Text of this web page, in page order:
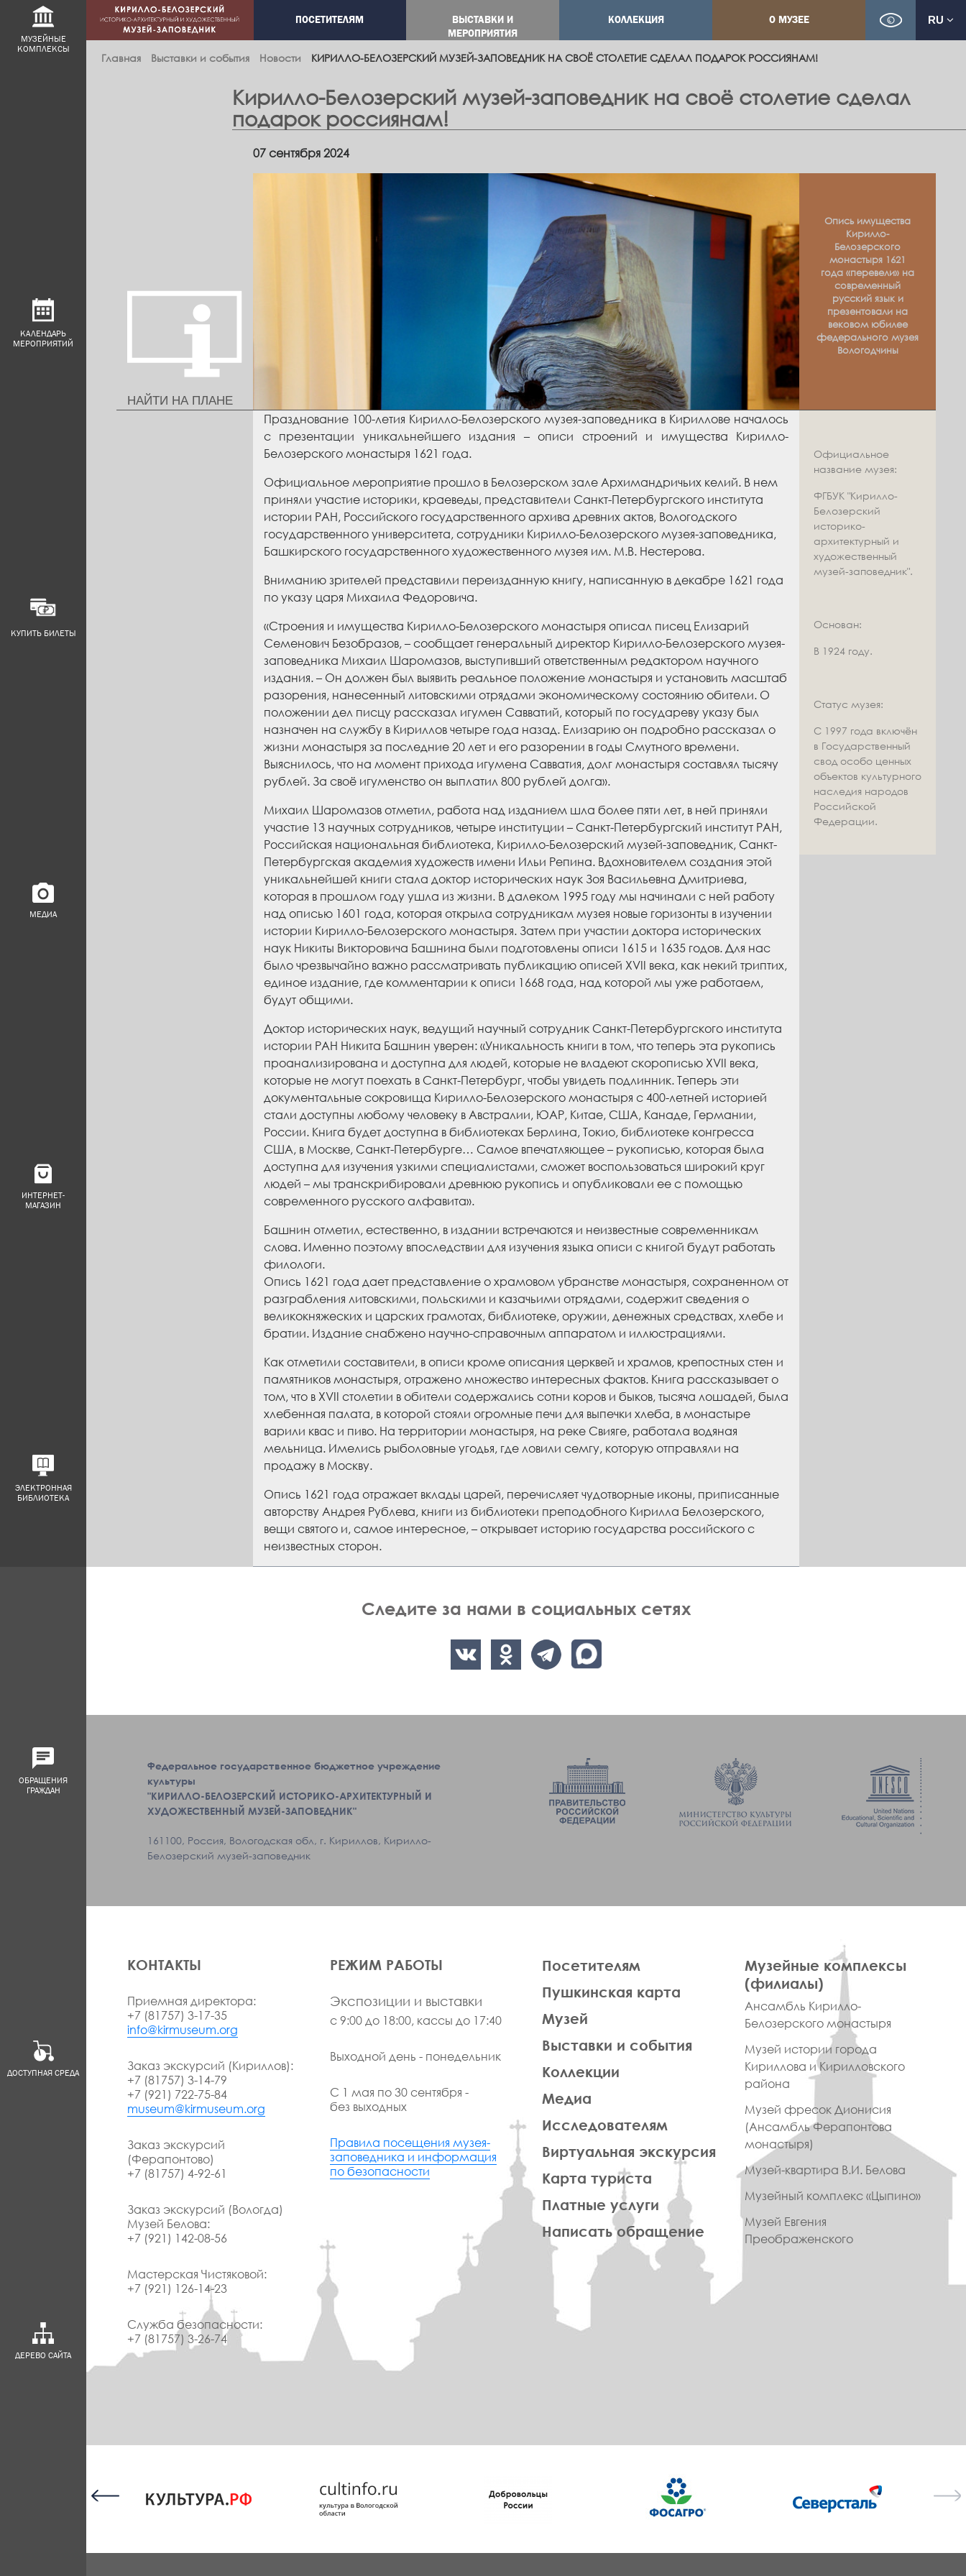
МУЗЕЙНЫЕ
КОМПЛЕКСЫ
КАЛЕНДАРЬ
МЕРОПРИЯТИЙ
КУПИТЬ БИЛЕТЫ
МЕДИА
ИНТЕРНЕТ-
МАГАЗИН
ЭЛЕКТРОННАЯ
БИБЛИОТЕКА
ОБРАЩЕНИЯ
ГРАЖДАН
ДОСТУПНАЯ СРЕДА
ДЕРЕВО САЙТА
Main
navigation
ПОСЕТИТЕЛЯМ
ВЫСТАВКИ И
МЕРОПРИЯТИЯ
КОЛЛЕКЦИЯ О МУЗЕЕ RU
Главная Выставки и события Новости КИРИЛЛО-БЕЛОЗЕРСКИЙ МУЗЕЙ-ЗАПОВЕДНИК НА СВОЁ СТОЛЕТИЕ СДЕЛАЛ ПОДАРОК РОССИЯНАМ!
Кирилло-Белозерский музей-заповедник на своё столетие сделал
подарок россиянам!
НАЙТИ НА ПЛАНЕ
07 сентября 2024
Опись имущества
Кирилло-
Белозерского
монастыря 1621
года «перевели» на
современный
русский язык и
презентовали на
вековом юбилее
федерального музея
Вологодчины
Празднование 100-летия Кирилло-Белозерского музея-заповедника в Кириллове началось
с презентации уникальнейшего издания – описи строений и имущества Кирилло-
Белозерского монастыря 1621 года.
Официальное мероприятие прошло в Белозерском зале Архимандричьих келий. В нем
приняли участие историки, краеведы, представители Санкт-Петербургского института
истории РАН, Российского государственного архива древних актов, Вологодского
государственного университета, сотрудники Кирилло-Белозерского музея-заповедника,
Башкирского государственного художественного музея им. М.В. Нестерова.
Вниманию зрителей представили переизданную книгу, написанную в декабре 1621 года
по указу царя Михаила Федоровича.
«Строения и имущества Кирилло-Белозерского монастыря описал писец Елизарий
Семенович Безобразов, – сообщает генеральный директор Кирилло-Белозерского музея-
заповедника Михаил Шаромазов, выступивший ответственным редактором научного
издания. – Он должен был выявить реальное положение монастыря и установить масштаб
разорения, нанесенный литовскими отрядами экономическому состоянию обители. О
положении дел писцу рассказал игумен Савватий, который по государеву указу был
назначен на службу в Кириллов четыре года назад. Елизарию он подробно рассказал о
жизни монастыря за последние 20 лет и его разорении в годы Смутного времени.
Выяснилось, что на момент прихода игумена Савватия, долг монастыря составлял тысячу
рублей. За своё игуменство он выплатил 800 рублей долга».
Михаил Шаромазов отметил, работа над изданием шла более пяти лет, в ней приняли
участие 13 научных сотрудников, четыре институции – Санкт-Петербургский институт РАН,
Российская национальная библиотека, Кирилло-Белозерский музей-заповедник, Санкт-
Петербургская академия художеств имени Ильи Репина. Вдохновителем создания этой
уникальнейшей книги стала доктор исторических наук Зоя Васильевна Дмитриева,
которая в прошлом году ушла из жизни. В далеком 1995 году мы начинали с ней работу
над описью 1601 года, которая открыла сотрудникам музея новые горизонты в изучении
истории Кирилло-Белозерского монастыря. Затем при участии доктора исторических
наук Никиты Викторовича Башнина были подготовлены описи 1615 и 1635 годов. Для нас
было чрезвычайно важно рассматривать публикацию описей XVII века, как некий триптих,
единое издание, где комментарии к описи 1668 года, над которой мы уже работаем,
будут общими.
Доктор исторических наук, ведущий научный сотрудник Санкт-Петербургского института
истории РАН Никита Башнин уверен: «Уникальность книги в том, что теперь эта рукопись
проанализирована и доступна для людей, которые не владеют скорописью XVII века,
которые не могут поехать в Санкт-Петербург, чтобы увидеть подлинник. Теперь эти
документальные сокровища Кирилло-Белозерского монастыря с 400-летней историей
стали доступны любому человеку в Австралии, ЮАР, Китае, США, Канаде, Германии,
России. Книга будет доступна в библиотеках Берлина, Токио, библиотеке конгресса
США, в Москве, Санкт-Петербурге… Самое впечатляющее – рукописью, которая была
доступна для изучения узкими специалистами, сможет воспользоваться широкий круг
людей – мы транскрибировали древнюю рукопись и опубликовали ее с помощью
современного русского алфавита».
Башнин отметил, естественно, в издании встречаются и неизвестные современникам
слова. Именно поэтому впоследствии для изучения языка описи с книгой будут работать
филологи.
Опись 1621 года дает представление о храмовом убранстве монастыря, сохраненном от
разграбления литовскими, польскими и казачьими отрядами, содержит сведения о
великокняжеских и царских грамотах, библиотеке, оружии, денежных средствах, хлебе и
братии. Издание снабжено научно-справочным аппаратом и иллюстрациями.
Как отметили составители, в описи кроме описания церквей и храмов, крепостных стен и
памятников монастыря, отражено множество интересных фактов. Книга рассказывает о
том, что в XVII столетии в обители содержались сотни коров и быков, тысяча лошадей, была
хлебенная палата, в которой стояли огромные печи для выпечки хлеба, в монастыре
варили квас и пиво. На территории монастыря, на реке Свияге, работала водяная
мельница. Имелись рыболовные угодья, где ловили семгу, которую отправляли на
продажу в Москву.
Опись 1621 года отражает вклады царей, перечисляет чудотворные иконы, приписанные
авторству Андрея Рублева, книги из библиотеки преподобного Кирилла Белозерского,
вещи святого и, самое интересное, – открывает историю государства российского с
неизвестных сторон.
Официальное
название музея:
ФГБУК "Кирилло-
Белозерский
историко-
архитектурный и
художественный
музей-заповедник".
Основан:
В 1924 году.
Статус музея:
С 1997 года включён
в Государственный
свод особо ценных
объектов культурного
наследия народов
Российской
Федерации.
Следите за нами в социальных сетях
Федеральное государственное бюджетное учреждение
культуры
"КИРИЛЛО-БЕЛОЗЕРСКИЙ ИСТОРИКО-АРХИТЕКТУРНЫЙ И
ХУДОЖЕСТВЕННЫЙ МУЗЕЙ-ЗАПОВЕДНИК"
161100, Россия, Вологодская обл, г. Кириллов, Кирилло-
Белозерский музей-заповедник
КОНТАКТЫ
Приемная директора:
+7 (81757) 3-17-35
info@kirmuseum.org
Заказ экскурсий (Кириллов):
+7 (81757) 3-14-79
+7 (921) 722-75-84
museum@kirmuseum.org
Заказ экскурсий
(Ферапонтово)
+7 (81757) 4-92-61
Заказ экскурсий (Вологда)
Музей Белова:
+7 (921) 142-08-56
Мастерская Чистяковой:
+7 (921) 126-14-23
Служба безопасности:
+7 (81757) 3-26-74
РЕЖИМ РАБОТЫ
Экспозиции и выставки
с 9:00 до 18:00, кассы до 17:40
Выходной день - понедельник
С 1 мая по 30 сентября -
без выходных
Правила посещения музея-
заповедника и информация
по безопасности
ЛЕВАЯ
ЧАСТЬ
ФУТЕР
Посетителям
Пушкинская карта
Музей
Выставки и события
Коллекции
Медиа
Исследователям
Виртуальная экскурсия
Карта туриста
Платные услуги
Написать обращение
ПРАВОЕ
МЕНЮ
ФУТЕР
Музейные комплексы
(филиалы)
Ансамбль Кирилло-
Белозерского монастыря
Музей истории города
Кириллова и Кирилловского
района
Музей фресок Дионисия
(Ансамбль Ферапонтова
монастыря)
Музей-квартира В.И. Белова
Музейный комплекс «Цыпино»
Музей Евгения
Преображенского